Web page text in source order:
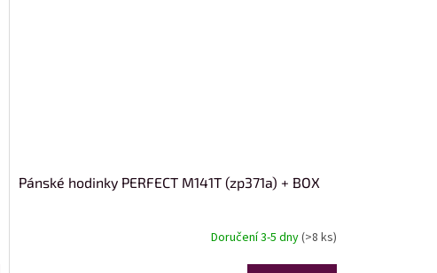
Pánské hodinky PERFECT M141T (zp371a) + BOX
Doručení 3-5 dny(>8 ks)